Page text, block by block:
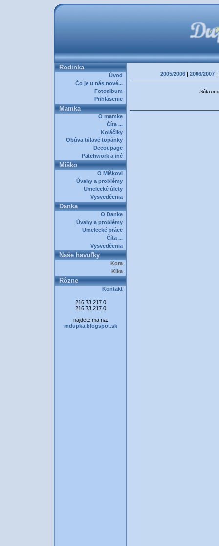
Rodinka
Úvod
Čo je u nás nové...
Fotoalbum
Prihlásenie
Mamka
O mamke
Číta ...
Koláčiky
Obúva túlavé topánky
Decoupage
Patchwork a iné
Miško
O Miškovi
Úvahy a problémy
Umelecké úlety
Vysvedčenia
Danka
O Danke
Úvahy a problémy
Umelecké práce
Číta ...
Vysvedčenia
Naše havuľky
Kora
Kika
Rôzne
Kontakt
216.73.217.0
216.73.217.0
nájdete ma na:
mdupka.blogspot.sk
2005/2006 | 2006/2007 |